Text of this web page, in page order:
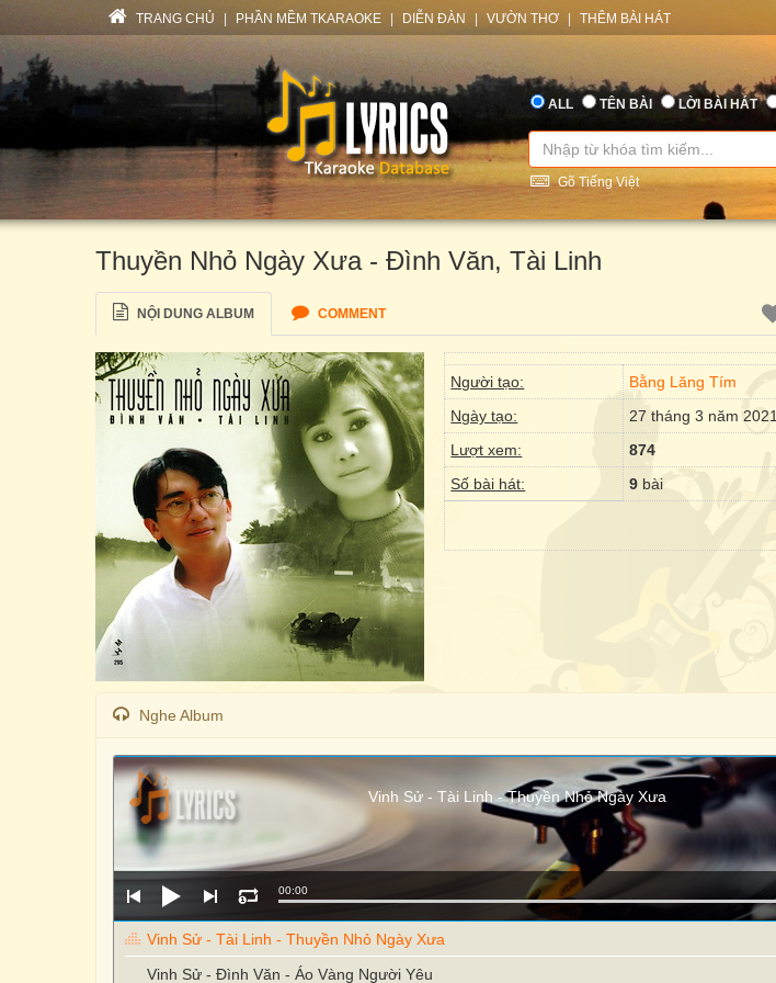
TRANG CHỦ PHẦN MỀM TKARAOKE DIỄN ĐÀN VƯỜN THƠ THÊM BÀI HÁT
ALL TÊN BÀI LỜI BÀI HÁT
Gõ Tiếng Việt
Thuyền Nhỏ Ngày Xưa - Đình Văn, Tài Linh
NỘI DUNG ALBUM COMMENT
Người tạo:
Bằng Lăng Tím
Ngày tạo:
27 tháng 3 năm 2021
Lượt xem:
874
Số bài hát:
9 bài
Nghe Album
Vinh Sử - Tài Linh - Thuyền Nhỏ Ngày Xưa
00:00
Vinh Sử - Tài Linh - Thuyền Nhỏ Ngày Xưa
Vinh Sử - Đình Văn - Áo Vàng Người Yêu